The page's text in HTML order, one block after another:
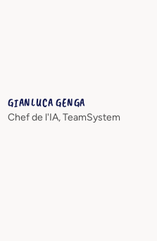
GIANLUCA GENGA
Chef de l'IA, TeamSystem